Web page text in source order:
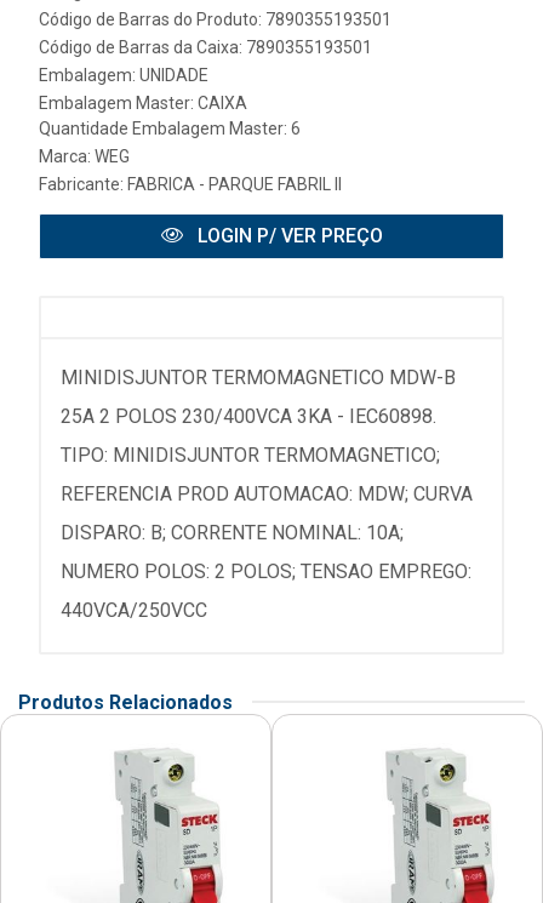
Código de Barras do Produto: 7890355193501
Código de Barras da Caixa: 7890355193501
Embalagem: UNIDADE
Embalagem Master: CAIXA
Quantidade Embalagem Master: 6
Marca: WEG
Fabricante: FABRICA - PARQUE FABRIL II
LOGIN P/ VER PREÇO
MINIDISJUNTOR TERMOMAGNETICO MDW-B
25A 2 POLOS 230/400VCA 3KA - IEC60898.
TIPO: MINIDISJUNTOR TERMOMAGNETICO;
REFERENCIA PROD AUTOMACAO: MDW; CURVA
DISPARO: B; CORRENTE NOMINAL: 10A;
NUMERO POLOS: 2 POLOS; TENSAO EMPREGO:
440VCA/250VCC
Produtos Relacionados